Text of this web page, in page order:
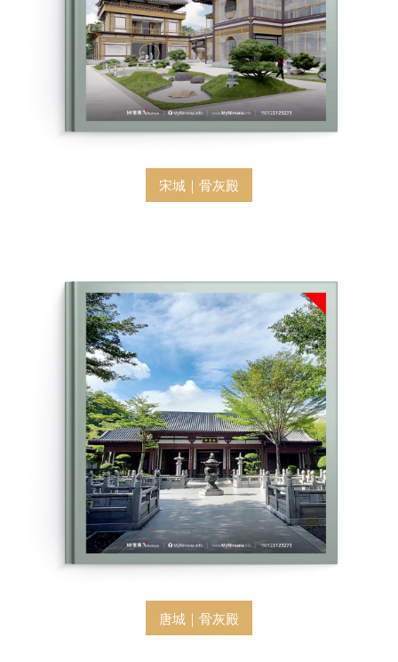
宋城｜骨灰殿
唐城｜骨灰殿